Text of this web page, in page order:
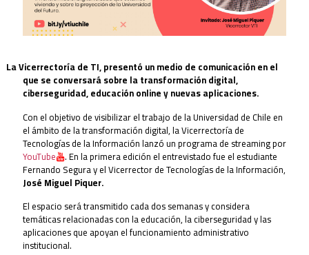
La Vicerrectoría de TI, presentó un medio de comunicación en el
que se conversará sobre la transformación digital,
ciberseguridad, educación online y nuevas aplicaciones.
Con el objetivo de visibilizar el trabajo de la Universidad de Chile en
el ámbito de la transformación digital, la Vicerrectoría de
Tecnologías de la Información lanzó un programa de streaming por
YouTube . En la primera edición el entrevistado fue el estudiante
Fernando Segura y el Vicerrector de Tecnologías de la Información,
José Miguel Piquer.
El espacio será transmitido cada dos semanas y considera
temáticas relacionadas con la educación, la ciberseguridad y las
aplicaciones que apoyan el funcionamiento administrativo
institucional.